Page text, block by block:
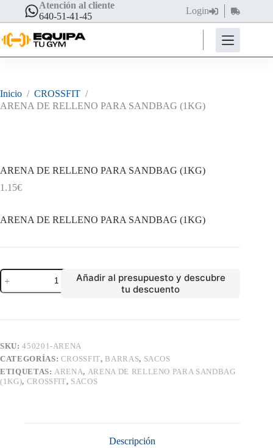
contenido
Atención al cliente
640-51-41-45
Login
Carro
de
compra
Inicio / CROSSFIT /
ARENA DE RELLENO PARA SANDBAG (1KG)
ARENA DE RELLENO PARA SANDBAG (1KG)
1.15€
ARENA DE RELLENO PARA SANDBAG (1KG)
ARENA
DE
RELLENO
Añadir al presupuesto y descubre
tu descuento
SKU:450201-ARENA
CATEGORÍAS: CROSSFIT, BARRAS, SACOS
ETIQUETAS: ARENA, ARENA DE RELLENO PARA SANDBAG
(1KG), CROSSFIT, SACOS
Descripción